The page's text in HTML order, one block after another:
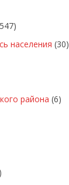
населения (30)
района (6)